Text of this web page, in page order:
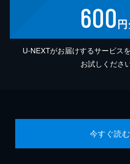
600
U-NEXTがお届けするサービス
お試しください
今すぐ読む